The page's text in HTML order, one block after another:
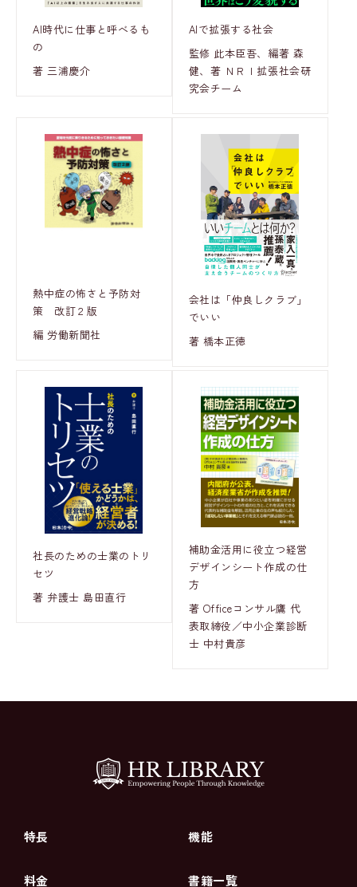
AI時代に仕事と呼べるも
の
著 三浦慶介
AIで拡張する社会
監修 此本臣吾、編著 森
健、著 ＮＲＩ拡張社会研
究会チーム
熱中症の怖さと予防対
策 改訂２版
編 労働新聞社
会社は「仲良しクラブ」
でいい
著 橋本正徳
社長のための士業のトリ
セツ
著 弁護士 島田直行
補助金活用に役立つ経営
デザインシート作成の仕
方
著 Officeコンサル鷹 代
表取締役／中小企業診断
士 中村貴彦
特長 機能
料金 書籍一覧